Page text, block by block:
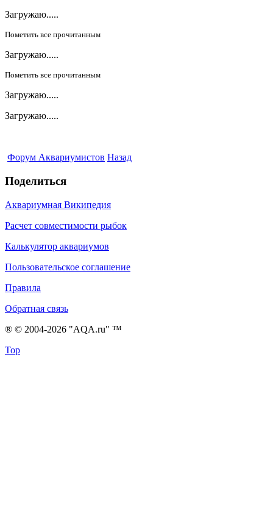
Загружаю.....
Пометить все прочитанным
Загружаю.....
Пометить все прочитанным
Загружаю.....
Загружаю.....
Форум Аквариумистов Назад
Поделиться
Аквариумная Википедия
Расчет совместимости рыбок
Калькулятор аквариумов
Пользовательское соглашение
Правила
Обратная связь
® © 2004-2026 "AQA.ru" ™
Top